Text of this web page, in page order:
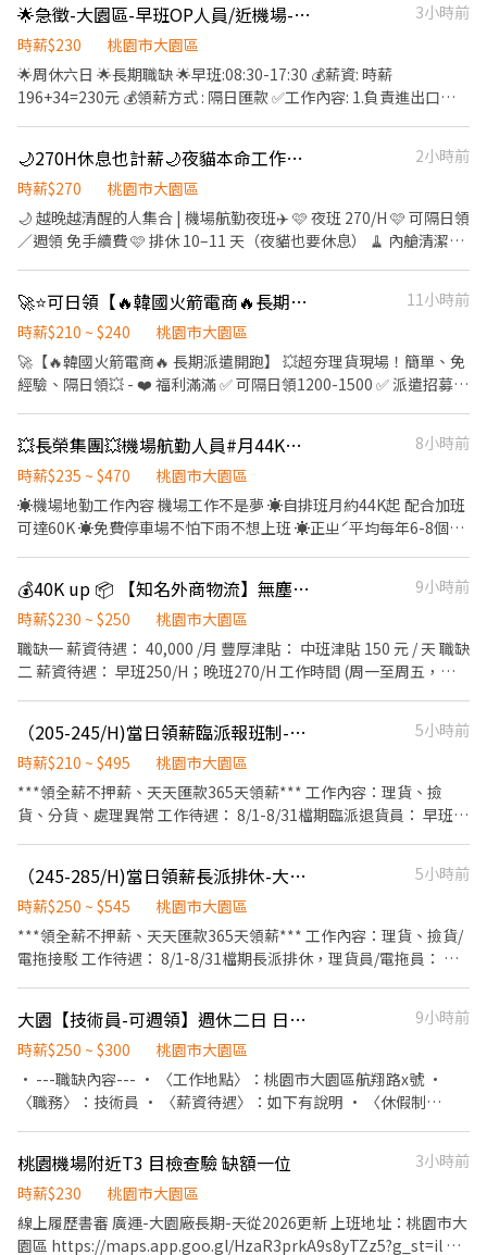
16:30－20:30 夜班｜20:30－00:30 📍 蘆竹南興－寄件店 桃園市蘆
竹區南山路二段470巷15號1樓 早班｜12:30－16:30 午班｜16:30－
一街52號地下一樓 晚班｜18:00－22:00
$270 • 16:30 - 04:30 $275 • 17:00 - 05:30 $275 • 18:30 - 06:30
$275 • 21:30 - 09:30 $275 (8/1起晚班時薪改成$280) 🥇每月評比
可達 $295 🍀拆貨/理貨/搬重 進口•排休 • 06:00 - 17:00 $250 •
13:30 - 04:30 $260 • 17:00 - 06:00 $270 🍀整理小貨/推大盤/掀網
10-12H ‼️需配合加班 🅻🅸🅽🅴: 0906163268 曾小姐
🌟急徵-大園區-早班OP人員/近機場-華儲內
3小時前
時薪$230
桃園市大園區
🌟周休六日 🌟長期職缺 🌟早班:08:30-17:30 💰薪資: 時薪
196+34=230元 💰領薪方式 : 隔日匯款 ✅工作內容: 1.負責進出口報
北路10之1號
🌙270H休息也計薪🌙夜貓本命工作✈️桃園機場航勤夜班
2小時前
時薪$270
桃園市大園區
🌙 越晚越清醒的人集合 | 機場航勤夜班✈️ 🩷 夜班 270/H 🩷 可隔日領
／週領 免手續費 🩷 排休 10–11 天（夜貓也要休息） 🧹 內艙清潔｜
14:30 ｜須輪午班(不含加班40,000) ⊷14:30-22:30 ｜須輪早班(不
含加班40,000) ⊷22:30-06:30 ｜須輪午班(不含加班45,000) 📍 大園
航勤南路 📲 ：0906-163-268 曾曾
🚀⭐️可日領【🔥韓國火箭電商🔥長期派遣開跑】簡單理貨員【免經驗/免加班/可日領/家人朋友都歡迎/立即上工】❤️
11小時前
時薪$210 ~ $240
桃園市大園區
🚀【🔥韓國火箭電商🔥 長期派遣開跑】 💥超夯理貨現場！簡單、免
經驗、隔日領💥 - ❤️ 福利滿滿 ✅ 可隔日領1200-1500 ✅ 派遣招募
作地點 Tao1倉｜大園建國路 Tao3倉｜大園中山南路 Tao5倉｜桃
園觀音區寶倉街 Tao17倉｜桃園市大園區開和路 - 📦 工作內容超輕
鬆： 貼標、刷條碼、裝箱、理貨 💰 薪資待遇： 🕗【日班】08:00–
17:00｜時薪$210｜月約 $36,960 🌙【晚班】18:00–03:00｜時薪
https://lin.ee/16HRBbf ✏️【電洽】➜ 0965-031660 洪小姐
💥長榮集團💥機場航勤人員#月44K起🌟可自排班🌟免費供餐+免費汽車位🌟歡迎學生
8小時前
時薪$235 ~ $470
桃園市大園區
☀️機場地勤工作內容 機場工作不是夢 ☀️自排班月約44K起 配合加班
可達60K ☀️免費停車場不怕下雨不想上班 ☀️正ㄓˊ平均每年6-8個月
飛機內外部深度清潔 2.機艙清潔、置換椅套、椅枕、廁所、廚房、
地板等清潔 3.行李櫃、組員休息室、空中廚房等清潔 4.偶爾會接觸
有機溶劑(公司都會提供手套) 5.支援清艙課作業內容(支援前都會有
教育訓練) 6.主管交辦事項 ❤️上班時間:06:00~15:00(中午休息一小
時,每兩小時休息15分鐘) ❤️休假方式:排休(7天內休2天)， ❤️薪 資:
午 餐:免費供餐(員工餐廳) 【報到須完成相關體檢,預留2-3周完成新
人報到】 - 【超優福利】 ❤工作簡單/免經驗免學歷 ❤中午免費供應
轉正機會 ❤勞保健保、勞退6% - 應徵的人有點多，我們想更快幫你
安排後續應徵流程 🙌 👉 先完成線上履歷，流程會跑得更順更快
喔！ 📌【線上履歷填寫】
https://resume.conbiz.tw/Vs1ySWd0Gw?
openExternalBrowser=1 （此連結為本公司官方後台系統，可放
心填寫。) ▬▬▬▬▬【快來聯繫我】▬▬▬▬▬ 👩‍💼 康彼斯－李
小姐 ☎️ 02-6604-2822 💬 ʟɪɴᴇ：https://reurl.cc/NYrlGm ➕ ʟɪɴᴇ
ID：@995qkbxl (留下姓名+電話+應徵職缺截圖畫面) 💡 企業代
徵，免手續費免仲介費 💡 不用想太多～有問題都可以直接問 💡 有
興趣就先聊聊，找工作我陪你一起搞定！ 💡 工作，也許就差你這一
步 😉
💰40K up 📦 【知名外商物流】無塵室技術人員
9小時前
時薪$230 ~ $250
桃園市大園區
職缺一 薪資待遇： 40,000 /月 豐厚津貼： 中班津貼 150 元 / 天 職缺
二 薪資待遇： 早班250/H；晚班270/H 工作時間 (周一至周五，固
配合人力需求時，公司可能會有調動班別與加班安排) 工作職責與條
件要求 📝 核心內容： ．無塵室作業（流程清楚、環境單純） ．半
導體機台相關零組件的清潔、檢查與包裝作業 ．依標準流程進行作
業，工作內容穩定、不複雜 ．英文電腦系統操作、資料登錄 ．作業
期間須穿著全套無塵衣（工作環境乾淨整潔） 📢應徵｜加賴 ID：
（205-245/H)當日領薪臨派報班制-大園退貨員
5小時前
時薪$210 ~ $495
桃園市大園區
***領全薪不押薪、天天匯款365天領薪*** 工作內容：理貨、撿
貨、分貨、處理異常 工作待遇： 8/1-8/31檔期臨派退貨員： 早班
薪方式：當日領(下班回報領薪)、周領(隔周三) 用餐：代訂便當、自
理(有冰箱、微波爐、外出用餐) 聯絡方式： 手機：0903385108 李
先生 賴： 0903385108
（245-285/H)當日領薪長派排休-大園理貨員/電拖員
5小時前
時薪$250 ~ $545
桃園市大園區
***領全薪不押薪、天天匯款365天領薪*** 工作內容：理貨、撿貨/
電拖接駁 工作待遇： 8/1-8/31檔期長派排休，理貨員/電拖員： 早
102號或 桃園市大園區國際路一段182號 領薪方式：當日領(下班回
報領薪)、周領(隔周三) 用餐：代訂便當、自理(有冰箱、微波爐、外
出用餐) 聯絡方式： 手機：0903385108 李先生 賴： 0903385108
大園【技術員-可週領】週休二日 日中班自選 M-L6
9小時前
時薪$250 ~ $300
桃園市大園區
• ---職缺內容--- • 〈工作地點〉：桃園市大園區航翔路x號 •
〈職務〉：技術員 • 〈薪資待遇〉：如下有說明 • 〈休假制
• Ⅱ、中班 • 週休：B---15:00-24:00(43300-47300元) • 5. 主管
交辦事項 • 〈工作內容〉：B 1.半導體機台相關零組件的清潔、檢
查與包裝作業 2.依標準流程進行作業，工作內容穩定、不複雜 3.英
文電腦系統操作、資料登錄 4.作業期間須穿著全套無塵衣（工作環
桃園機場附近T3 目檢查驗 缺額一位
3小時前
時薪$230
桃園市大園區
線上履歷書審 廣運-大園廠長期-天從2026更新 上班地址：桃園市大
園區 https://maps.app.goo.gl/HzaR3prkA9s8yTZz5?g_st=il 上